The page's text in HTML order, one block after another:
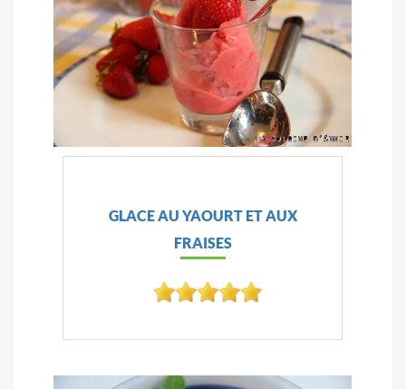
GLACE AU YAOURT ET AUX
FRAISES